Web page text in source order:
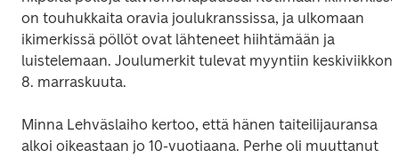
on touhukkaita oravia joulukranssissa, ja ulkomaan
ikimerkissä pöllöt ovat lähteneet hiihtämään ja
luistelemaan. Joulumerkit tulevat myyntiin
8. marraskuuta.
Minna Lehväslaiho kertoo, että hänen taiteilijauransa
alkoi oikeastaan jo 10-vuotiaana. Perhe oli muuttanut